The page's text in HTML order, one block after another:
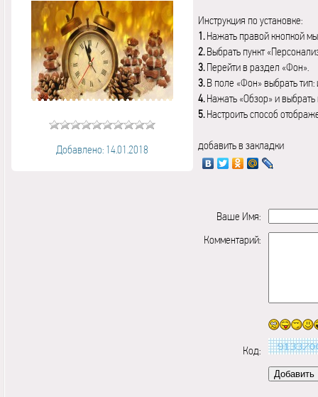
Добавлено: 14.01.2018
Инструкция по установке:
1.Нажать правой кнопкой
2.Выбрать пункт
3.Перейти в раздел «Фон».
3.В поле «Фон» выбрать
4.Нажать «Обзор» и выбрать
5.Настроить способ
добавить в закладки
Ваше Имя:
Комментарий:
Код: